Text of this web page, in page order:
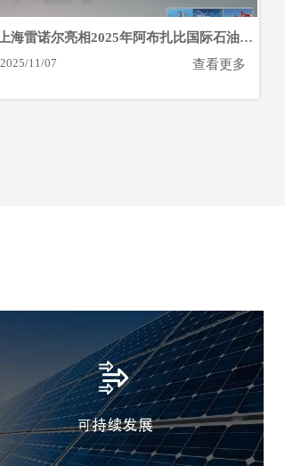
上海雷诺尔亮相2025年阿布扎比国际石油博
览会
2025/11/07 查看更多